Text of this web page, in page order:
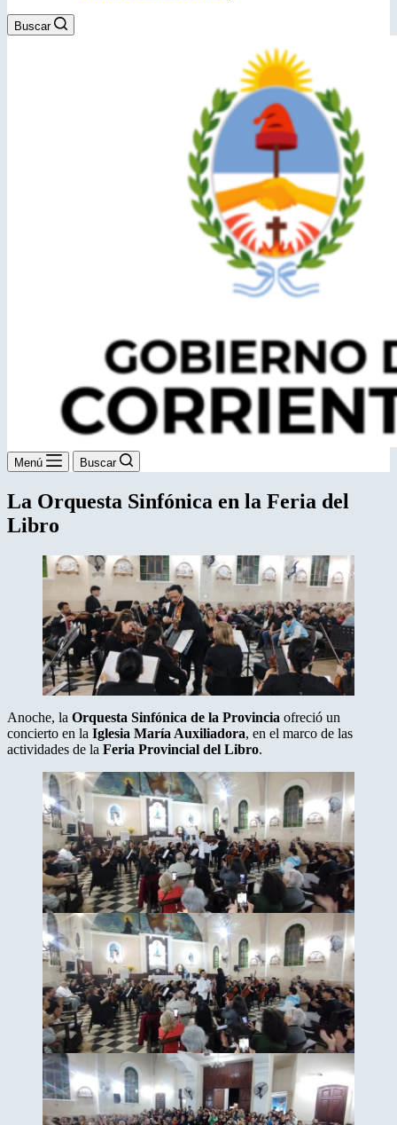
Buscar
Menú Buscar
La Orquesta Sinfónica en la Feria del
Libro
Anoche, la Orquesta Sinfónica de la Provincia ofreció un
concierto en la Iglesia María Auxiliadora, en el marco de las
actividades de la Feria Provincial del Libro.